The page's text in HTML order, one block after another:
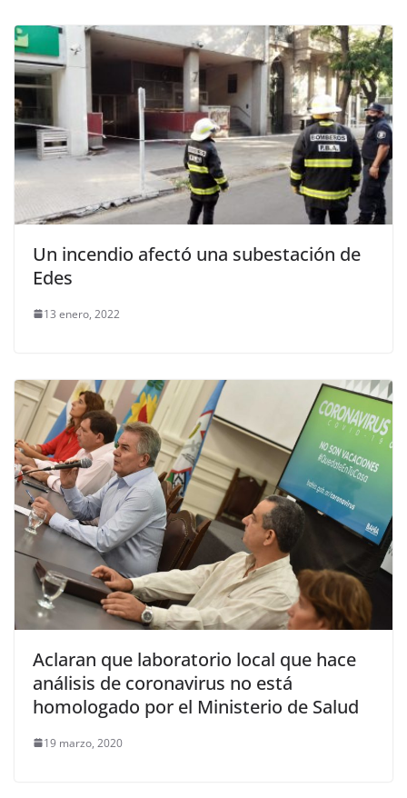
Un incendio afectó una subestación de
Edes
13 enero, 2022
Aclaran que laboratorio local que hace
análisis de coronavirus no está
homologado por el Ministerio de Salud
19 marzo, 2020